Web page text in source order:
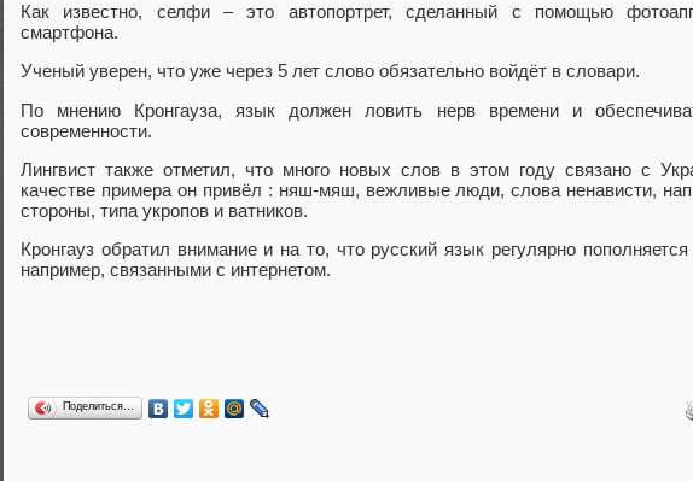
Как известно, селфи – это автопортрет, сделанный с помощью
смартфона.
Ученый уверен, что уже через 5 лет слово обязательно войдёт в словари.
По мнению Кронгауза, язык должен ловить нерв времени и
современности.
Лингвист также отметил, что много новых слов в этом году связано с
качестве примера он привёл : няш-мяш, вежливые люди, слова ненависти,
стороны, типа укропов и ватников.
Кронгауз обратил внимание и на то, что русский язык регулярно
например, связанными с интернетом.
Поделиться…